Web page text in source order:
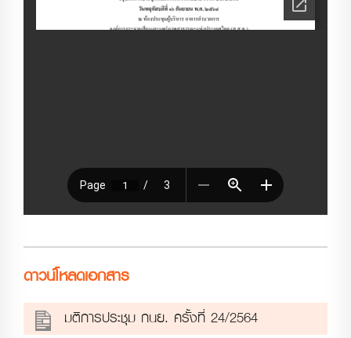
ดาวน์โหลดเอกสาร
มติการประชุม กนย. ครั้งที่ 24/2564